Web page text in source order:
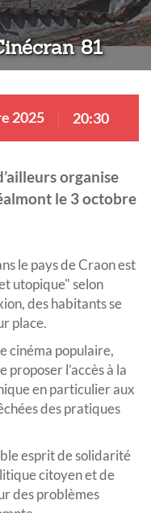
81
2025 20:30
organise
le 3 octobre
le pays de Craon est
utopique" selon
des habitants se
place.
cinéma populaire,
l’accès à la
en particulier aux
des pratiques
esprit de solidarité
citoyen et de
des problèmes